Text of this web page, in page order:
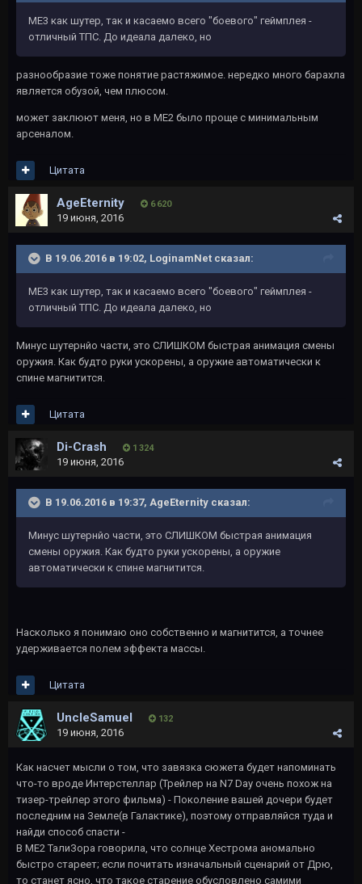
МЕ3 как шутер, так и касаемо всего "боевого" геймплея -
отличный ТПС. До идеала далеко, но
разнообразие тоже понятие растяжимое. нередко много барахла
является обузой, чем плюсом.
может заклюют меня, но в МЕ2 было проще с минимальным
арсеналом.
Цитата
AgeEternity 6 620
19 июня, 2016
В 19.06.2016 в 19:02, LoginamNet сказал:
МЕ3 как шутер, так и касаемо всего "боевого" геймплея -
отличный ТПС. До идеала далеко, но
Минус шутернйо части, это СЛИШКОМ быстрая анимация смены
оружия. Как будто руки ускорены, а оружие автоматически к
спине магнитится.
Цитата
Di-Crash 1 324
19 июня, 2016
В 19.06.2016 в 19:37, AgeEternity сказал:
Минус шутернйо части, это СЛИШКОМ быстрая анимация
смены оружия. Как будто руки ускорены, а оружие
автоматически к спине магнитится.
Насколько я понимаю оно собственно и магнитится, а точнее
удерживается полем эффекта массы.
Цитата
UncleSamuel 132
19 июня, 2016
Как насчет мысли о том, что завязка сюжета будет напоминать
что-то вроде Интерстеллар (Трейлер на N7 Day очень похож на
тизер-трейлер этого фильма) - Поколение вашей дочери будет
последним на Земле(в Галактике), поэтому отправляйся туда и
найди способ спасти -
В ME2 ТалиЗора говорила, что солнце Хестрома аномально
быстро стареет; если почитать изначальный сценарий от Дрю,
то станет ясно, что такое старение обусловлено самими